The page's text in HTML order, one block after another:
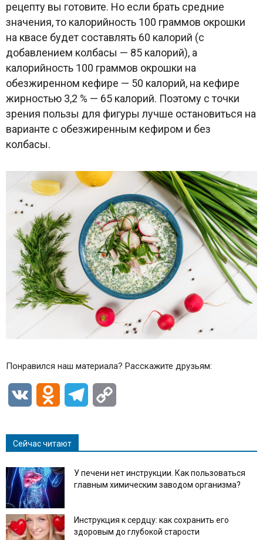
рецепту вы готовите. Но если брать средние
значения, то калорийность 100 граммов окрошки
на квасе будет составлять 60 калорий (с
добавлением колбасы — 85 калорий), а
калорийность 100 граммов окрошки на
обезжиренном кефире — 50 калорий, на кефире
жирностью 3,2 % — 65 калорий. Поэтому с точки
зрения пользы для фигуры лучше остановиться на
варианте с обезжиренным кефиром и без
колбасы.
Понравился наш материала? Расскажите друзьям:
VK Odnoklassniki
Telegram
Сейчас читают
У печени нет инструкции. Как пользоваться
главным химическим заводом организма?
Инструкция к сердцу: как сохранить его
здоровым до глубокой старости